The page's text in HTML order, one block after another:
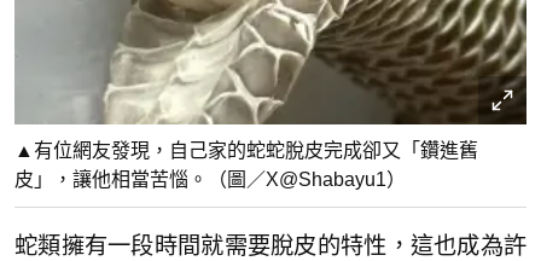
▲有位網友發現，自己家的蛇蛇脫皮完成卻又「鑽進舊
皮」，讓他相當苦惱。（圖／X@Shabayu1）
蛇類擁有一段時間就需要脫皮的特性，這也成為許